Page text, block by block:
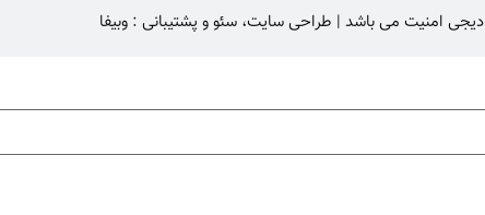
دیجی امنیتمی باشد | طراحی سایت، سئوو پشتیبانی : وبیفا